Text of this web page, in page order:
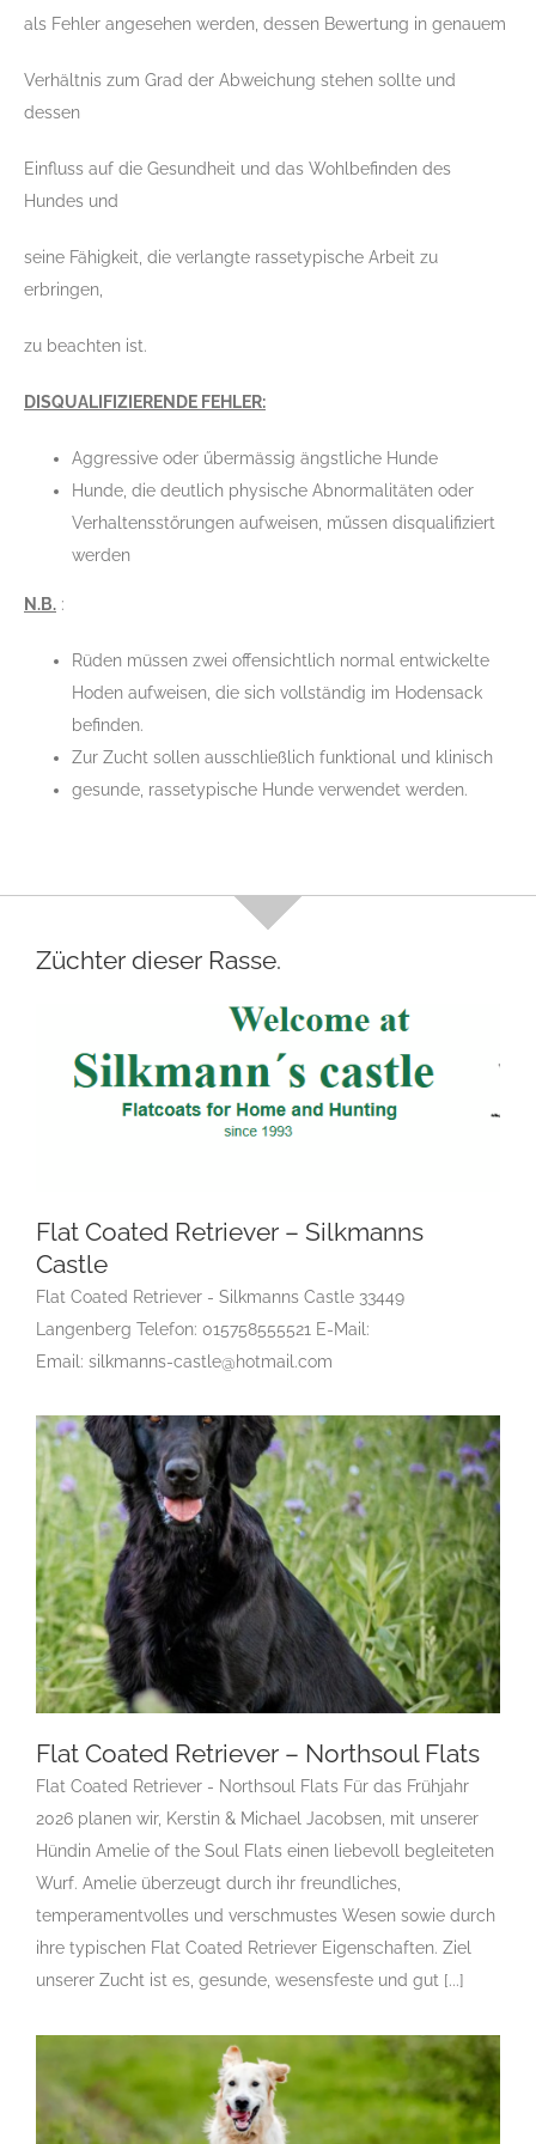
als Fehler angesehen werden, dessen Bewertung in genauem
Verhältnis zum Grad der Abweichung stehen sollte und
dessen
Einfluss auf die Gesundheit und das Wohlbefinden des
Hundes und
seine Fähigkeit, die verlangte rassetypische Arbeit zu
erbringen,
zu beachten ist.
DISQUALIFIZIERENDE FEHLER:
Aggressive oder űbermässig ängstliche Hunde
Hunde, die deutlich physische Abnormalitäten oder
Verhaltensstőrungen aufweisen, műssen disqualifiziert
werden
N.B. :
Rüden müssen zwei offensichtlich normal entwickelte
Hoden aufweisen, die sich vollständig im Hodensack
befinden.
Zur Zucht sollen ausschließlich funktional und klinisch
gesunde, rassetypische Hunde verwendet werden.
Züchter dieser Rasse.
Flat Coated Retriever – Silkmanns Castle
Flatcoated Retriever Landesgruppe Retriever
Standard
Rassehunde von A bis Z Rassehundezüchter
Flat Coated Retriever – Silkmanns
Castle
Flat Coated Retriever - Silkmanns Castle 33449
Langenberg Telefon: 015758555521 E-Mail:
Email: silkmanns-castle@hotmail.com
Flat Coated Retriever – Northsoul Flats
F Gruppe 8 Gruppe 8-Sektion 1
Gruppe 8-Sektion 1
Züchter Flatcoated Retriever Gruppe 8-Sektion 1-
Flatcoated Retriever Landesgruppe Retriever Rassehunde
Standard Rassehunde von A bis Z Rassehundezüchter
Flat Coated Retriever – Northsoul Flats
Flat Coated Retriever - Northsoul Flats Für das Frühjahr
2026 planen wir, Kerstin & Michael Jacobsen, mit unserer
Hündin Amelie of the Soul Flats einen liebevoll begleiteten
Wurf. Amelie überzeugt durch ihr freundliches,
temperamentvolles und verschmustes Wesen sowie durch
ihre typischen Flat Coated Retriever Eigenschaften. Ziel
unserer Zucht ist es, gesunde, wesensfeste und gut [...]